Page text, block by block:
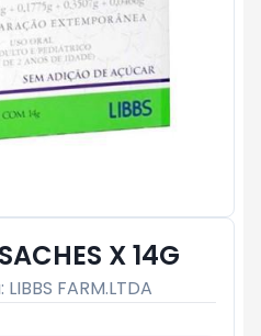
X 14G
LIBBS FARM.LTDA